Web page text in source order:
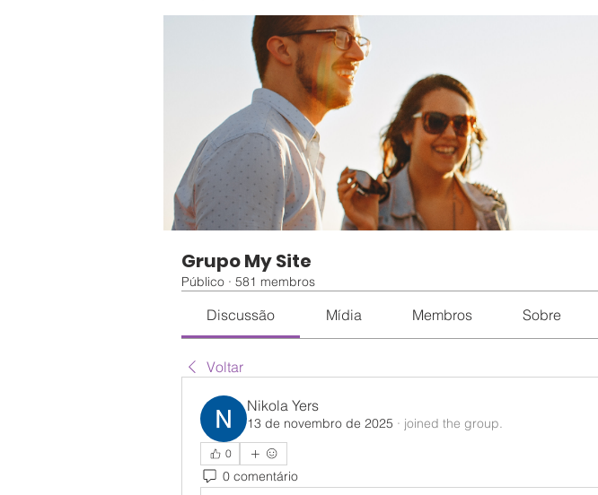
Grupo My Site
Público · 581 membros
Discussão Mídia Membros Sobre
Voltar
Nikola Yers
13 de novembro de 2025 · joined the group.
0
0 comentário